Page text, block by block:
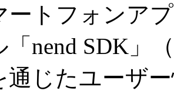
ートフォンア
「nend SDK」
通じたユーザ